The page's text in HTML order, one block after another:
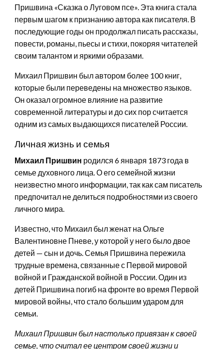
Пришвина «Сказка о Луговом псе». Эта книга стала
первым шагом к признанию автора как писателя. В
последующие годы он продолжал писать рассказы,
повести, романы, пьесы и стихи, покоряя читателей
своим талантом и яркими образами.
Михаил Пришвин был автором более 100 книг,
которые были переведены на множество языков.
Он оказал огромное влияние на развитие
современной литературы и до сих пор считается
одним из самых выдающихся писателей России.
Личная жизнь и семья
Михаил Пришвин родился 6 января 1873 года в
семье духовного лица. О его семейной жизни
неизвестно много информации, так как сам писатель
предпочитал не делиться подробностями из своего
личного мира.
Известно, что Михаил был женат на Ольге
Валентиновне Пневе, у которой у него было двое
детей — сын и дочь. Семья Пришвина пережила
трудные времена, связанные с Первой мировой
войной и Гражданской войной в России. Один из
детей Пришвина погиб на фронте во время Первой
мировой войны, что стало большим ударом для
семьи.
Михаил Пришвин был настолько привязан к своей
семье, что считал ее центром своей жизни и